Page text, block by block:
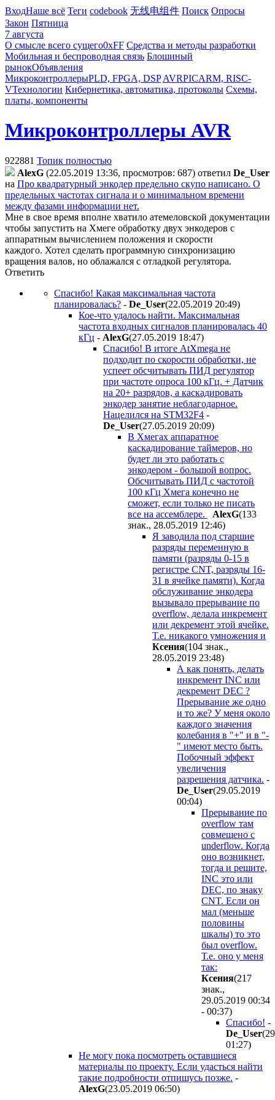
ВходНаше всё Теги codebook 无线电组件 Поиск Опросы
Закон Пятница
7 августа
О смысле всего сущего0xFF Средства и методы разработки
Мобильная и беспроводная связь Блошиный
рынокОбъявления
МикроконтроллерыPLD, FPGA, DSP AVRPICARM, RISC-
VТехнологии Кибернетика, автоматика, протоколы Схемы,
платы, компоненты
Микроконтроллеры AVR
922881 Топик полностью
AlexG (22.05.2019 13:36, просмотров: 687) ответил De_User
на Про квадратурный энкодер предельно скупо написано. О
предельных частотах сигнала и о минимальном времени
между фазами информации нет.
Мне в свое время вполне хватило атемеловской документации
чтобы запустить на Хмеге обработку двух энкодеров с
аппаратным вычислением положения и скорости
каждого. Хотел сделать программную синхронизацию
вращения валов, но облажался с отладкой регулятора.
Ответить
Спасибо! Какая максимальная частота
планировалась? - De_User(22.05.2019 20:49)
Кое-что удалось найти. Максимальная
частота входных сигналов планировалась 40
кГц - AlexG(27.05.2019 18:47)
Спасибо! В итоге AtXmega не
подходит по скорости обработки, не
успеет обсчитывать ПИД регулятор
при частоте опроса 100 кГц. + Датчик
на 20+ разрядов, а каскадировать
энкодер занятие неблагодарное.
Нацелился на STM32F4 -
De_User(27.05.2019 20:09)
В Хмегах аппаратное
каскадирование таймеров, но
будет ли это работать с
энкодером - большой вопрос.
Обсчитывать ПИД с частотой
100 кГц Хмега конечно не
сможет, если только не писать
все на ассемблере.
AlexG(133
знак., 28.05.2019 12:46)
Я заводила под старшие
разряды переменную в
памяти (разряды 0-15 в
регистре CNT, разряды 16-
31 в ячейке памяти). Когда
обслуживание энкодера
вызывало прерывание по
overflow, делала инкремент
или декремент этой ячейке.
Т.е. никакого умножения и
Ксения(104 знак.,
28.05.2019 23:48)
А как понять, делать
инкремент INC или
декремент DEC ?
Прерывание же одно
и то же? У меня около
каждого значения
колебания в "+" и в "-
" имеют место быть.
Побочный эффект
увеличения
разрешения датчика. -
De_User(29.05.2019
00:04)
Прерывание по
overflow там
совмещено с
underflow. Когда
оно возникнет,
тогда и решите,
INC это или
DEC, по знаку
CNT. Если он
мал (меньше
половины
шкалы) то это
был overflow.
Т.е. оно у меня
так:
Ксения(217
знак.,
29.05.2019 00:34
- 00:37)
Спасибо! -
De_User
01:27)
Не могу пока посмотреть оставшиеся
материалы по проекту. Если удасться найти
такие подробности отпишусь позже. -
AlexG(23.05.2019 06:50)